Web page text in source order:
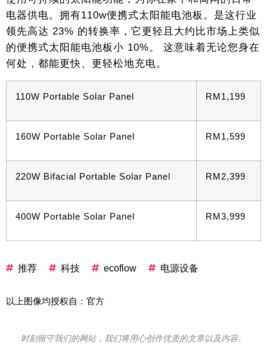
电器供电。拥有110w便携式太阳能电池板。是这行业
领先高达 23% 的转换率，它更轻且大约比市场上类似
的便携式太阳能电池板小 10%。 这意味着无论您身在
何处，都能更快、更轻松地充电。
110W Portable Solar Panel RM1,199
160W Portable Solar Panel RM1,599
220W Bifacial Portable Solar Panel RM2,399
400W Portable Solar Panel RM3,999
推荐 科技 ecoflow 电源设备
以上图像均授权自：官方
时刻留守我们的网站，我们将用心创作优质的文章以及内容。